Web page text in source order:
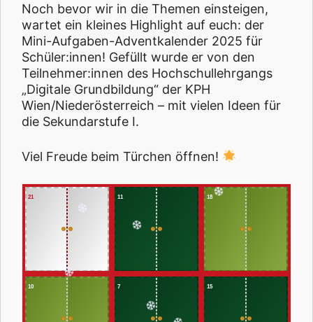
Noch bevor wir in die Themen einsteigen,
wartet ein kleines Highlight auf euch: der
Mini-Aufgaben-Adventkalender 2025 für
Schüler:innen! Gefüllt wurde er von den
Teilnehmer:innen des Hochschullehrgangs
„Digitale Grundbildung“ der KPH
Wien/Niederösterreich – mit vielen Ideen für
die Sekundarstufe I.
Viel Freude beim Türchen öffnen!